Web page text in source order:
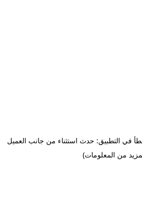
في التطبيق: حدث استثناء من جانب العميل
من المعلومات)